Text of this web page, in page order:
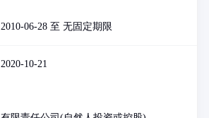
2010-06-28 至 无固定期限
2020-10-21